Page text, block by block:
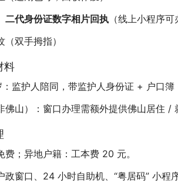
二代身份证数字相片回执 （线上小程序
双手拇指）
料
监护人陪同，带监护人身份证 + 户口簿
佛山）：窗口办理需额外提供佛山居住 /
费；异地户籍：工本费 20 元。
政窗口、24 小时自助机、“粤居码” 小程